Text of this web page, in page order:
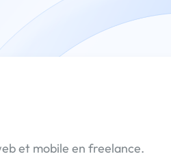
et mobile en freelance.